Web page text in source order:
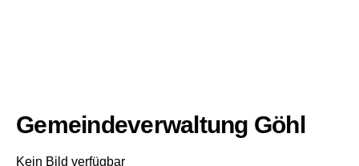
Gemeindeverwaltung Göhl
Kein Bild verfügbar